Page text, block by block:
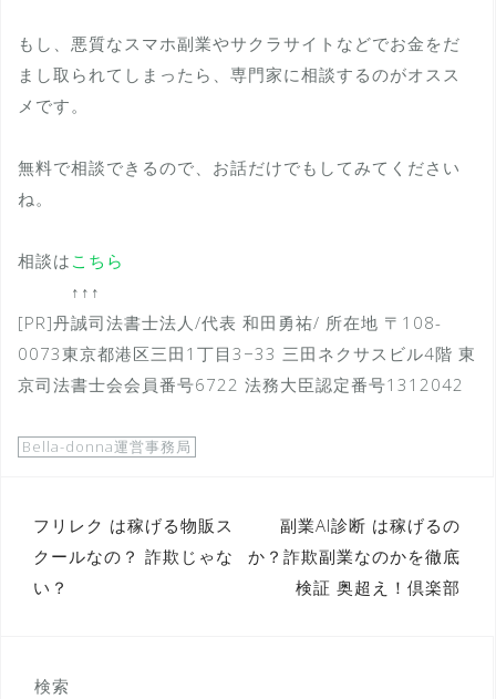
もし、悪質なスマホ副業やサクラサイトなどでお金をだ
まし取られてしまったら、専門家に相談するのがオスス
メです。
無料で相談できるので、お話だけでもしてみてください
ね。
相談は こちら
↑↑↑
[PR]丹誠司法書士法人/代表 和田勇祐/ 所在地 〒108-
0073東京都港区三田1丁目3−33 三田ネクサスビル4階 東
京司法書士会会員番号6722 法務大臣認定番号1312042
Bella-donna運営事務局
投
稿
ナ
ゲ
フリレク は稼げる物販ス
クールなの？ 詐欺じゃな
い？
副業AI診断 は稼げるの
か？詐欺副業なのかを徹底
検証 奥超え！倶楽部
検索